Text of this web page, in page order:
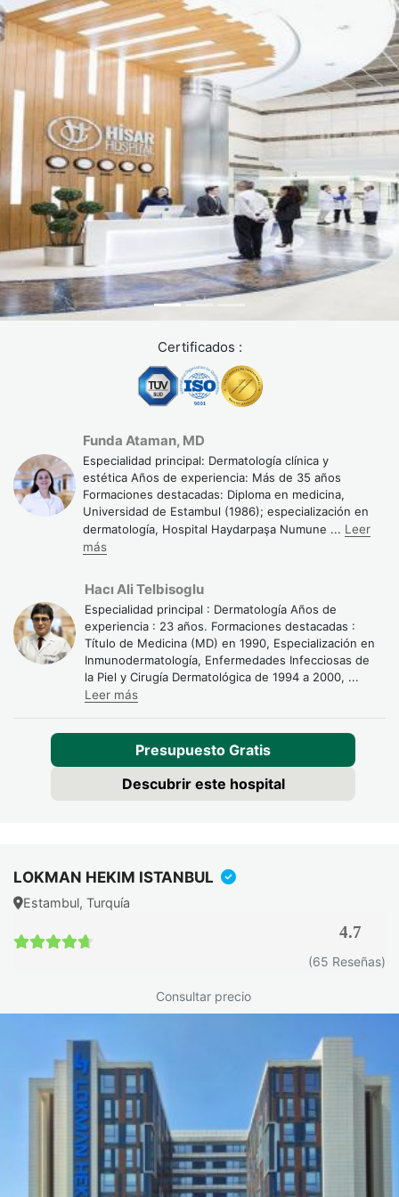
La elección del tratamiento depende del grado de avance de
la alopecia, del perfil hormonal del paciente y de sus
expectativas. Los especialistas en Turquía evalúan cada
caso de forma individualizada para proponer la solución más
adecuada.
Tratamientos farmacológicos
Son más efectivos cuando se inician en las primeras etapas
de la alopecia.
Finasterida (hombres): Actúa bloqueando la conversión
de testosterona en DHT, la hormona responsable de la
miniaturización folicular. Solo disponible con prescripción
médica.
Minoxidil (hombres y mujeres): Estimula el
del pelo. Existe en solución tópica o en comprimidos
continuado es indispensable para mantener los efectos
obtenidos.
Tratamientos para la alopecia en
mujeres: opciones específicas
El tratamiento para la alopecia en mujeres requiere un
(menopausia, SOP, embarazo) juegan un papel central.
Las opciones más utilizadas incluyen:
Minoxidil al 2% o 5%: primera línea de tratamiento
reconocida médicamente en mujeres.
Antiandrógenos como la espironolactona: reducen el
y seguimiento médico.
PRP capilar: altamente recomendado en mujeres,
especialmente tras el parto o durante la menopausia, por
péptidos y factores de crecimiento al cuero cabelludo.
Trasplante capilar femenino: indicado en casos de
alopecia avanzada con zonas donantes suficientes.
Varias técnicas no invasivas pueden estimular el
PRP (plasma rico en plaquetas)
: se extraen
plaquetas de la sangre del propio paciente, se
concentran y se inyectan en el cuero cabelludo para
activar los folículos.
Mesoterapia capilar: microinyecciones de vitaminas y
péptidos que nutren y reactivan el cuero cabelludo.
Certificados :
Funda Ataman, MD
Especialidad principal: Dermatología clínica y
estética Años de experiencia: Más de 35 años
Formaciones destacadas: Diploma en medicina,
Universidad de Estambul (1986); especialización en
dermatología, Hospital Haydarpaşa Numune ... Leer
más
Hacı Ali Telbisoglu
Especialidad principal : Dermatología Años de
experiencia : 23 años. Formaciones destacadas :
Título de Medicina (MD) en 1990, Especialización en
Inmunodermatología, Enfermedades Infecciosas de
la Piel y Cirugía Dermatológica de 1994 a 2000, ...
Leer más
Presupuesto Gratis
Descubrir este hospital
LOKMAN HEKIM ISTANBUL
Estambul, Turquía
4.7
(65 Reseñas)
Consultar precio